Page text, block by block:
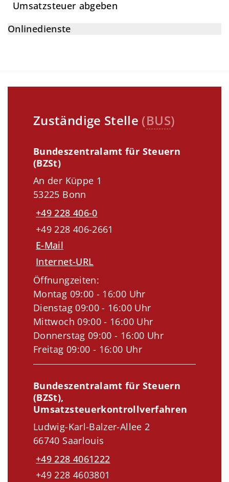
Umsatzsteuer abgeben
Onlinedienste
Zuständige Stelle (BUS)
Bundeszentralamt für Steuern
(BZSt)
An der Küppe 1
53225 Bonn
+49 228 406-0
+49 228 406-2661
E-Mail
Internet-URL
Öffnungzeiten:
Montag 09:00 - 16:00 Uhr
Dienstag 09:00 - 16:00 Uhr
Mittwoch 09:00 - 16:00 Uhr
Donnerstag 09:00 - 16:00 Uhr
Freitag 09:00 - 16:00 Uhr
Bundeszentralamt für Steuern
(BZSt),
Umsatzsteuerkontrollverfahren
Ludwig-Karl-Balzer-Allee 2
66740 Saarlouis
+49 228 4061222
+49 228 4603801